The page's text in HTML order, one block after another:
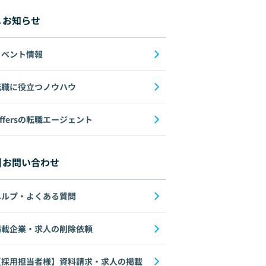
お知らせ
ント情報
に役立つノウハウ
の転職エージェント
お問い合わせ
プ・よくある質問
企業・求人の削除依頼
用担当者様】資料請求・求人の掲載